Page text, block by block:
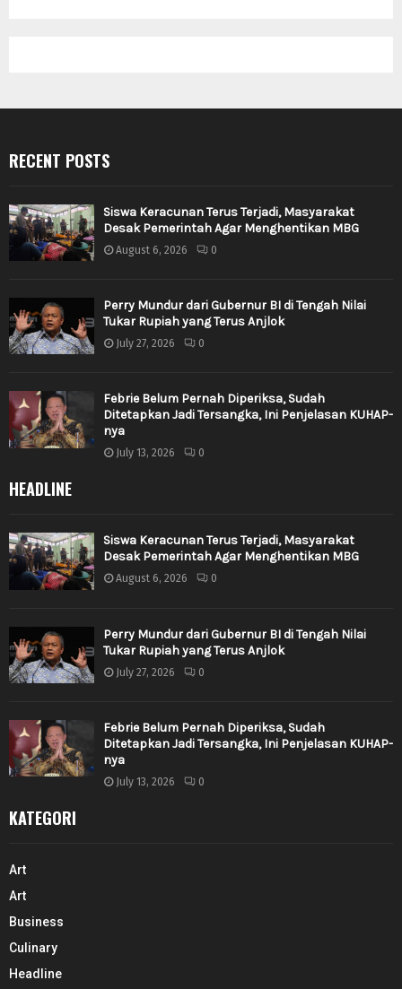
RECENT POSTS
Siswa Keracunan Terus Terjadi, Masyarakat
Desak Pemerintah Agar Menghentikan MBG
August 6, 2026 0
Perry Mundur dari Gubernur BI di Tengah Nilai
Tukar Rupiah yang Terus Anjlok
July 27, 2026 0
Febrie Belum Pernah Diperiksa, Sudah
Ditetapkan Jadi Tersangka, Ini Penjelasan KUHAP-
nya
July 13, 2026 0
HEADLINE
Siswa Keracunan Terus Terjadi, Masyarakat
Desak Pemerintah Agar Menghentikan MBG
August 6, 2026 0
Perry Mundur dari Gubernur BI di Tengah Nilai
Tukar Rupiah yang Terus Anjlok
July 27, 2026 0
Febrie Belum Pernah Diperiksa, Sudah
Ditetapkan Jadi Tersangka, Ini Penjelasan KUHAP-
nya
July 13, 2026 0
KATEGORI
Art
Art
Business
Culinary
Headline